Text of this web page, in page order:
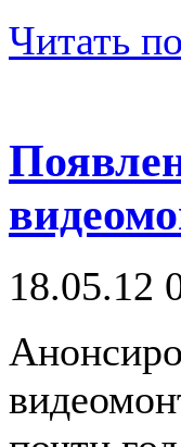
Читать
18.05.12